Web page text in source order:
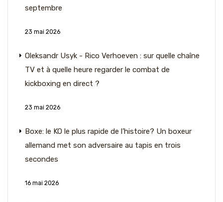
septembre
23 mai 2026
Oleksandr Usyk - Rico Verhoeven : sur quelle chaîne
TV et à quelle heure regarder le combat de
kickboxing en direct ?
23 mai 2026
Boxe: le KO le plus rapide de l’histoire? Un boxeur
allemand met son adversaire au tapis en trois
secondes
16 mai 2026